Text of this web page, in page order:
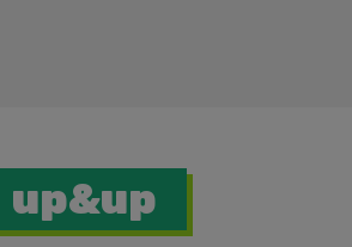
up&up